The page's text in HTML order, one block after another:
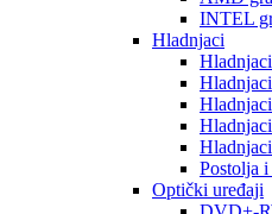
INTEL
Hladnjaci
Postolja
Optički uređaji